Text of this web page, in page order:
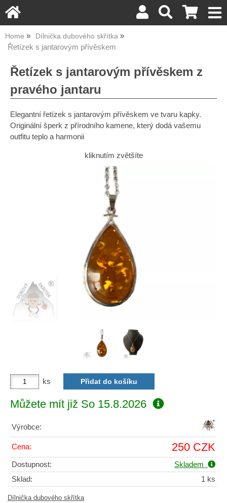
Home Dílnička dubového skřítka
Řetízek s jantarovým přívěskem
Řetízek s jantarovým přívěskem z
pravého jantaru
Elegantní řetízek s jantarovým přívěskem ve tvaru kapky.
Originální šperk z přírodního kamene, který dodá vašemu
outfitu teplo a harmonii
kliknutím zvětšíte
ks
Můžete mít již So 15.8.2026
Výrobce:
Cena: 250 CZK
Dostupnost:
Skladem
Sklad:
1 ks
Dílnička dubového skřítka